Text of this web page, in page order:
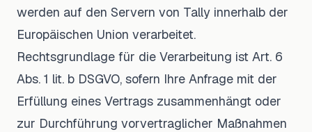
werden auf den Servern von Tally innerhalb der
Europäischen Union verarbeitet.
Rechtsgrundlage für die Verarbeitung ist Art. 6
Abs. 1 lit. b DSGVO, sofern Ihre Anfrage mit der
Erfüllung eines Vertrags zusammenhängt oder
zur Durchführung vorvertraglicher Maßnahmen